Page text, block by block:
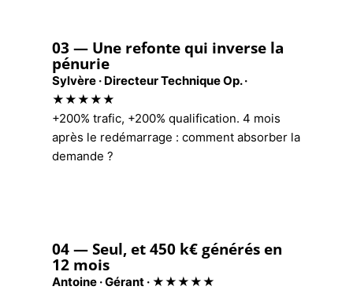
03 — Une refonte qui inverse la
pénurie
Sylvère · Directeur Technique Op. ·
★★★★★
+200% trafic, +200% qualification. 4 mois
après le redémarrage : comment absorber la
demande ?
04 — Seul, et 450 k€ générés en
12 mois
Antoine · Gérant · ★★★★★